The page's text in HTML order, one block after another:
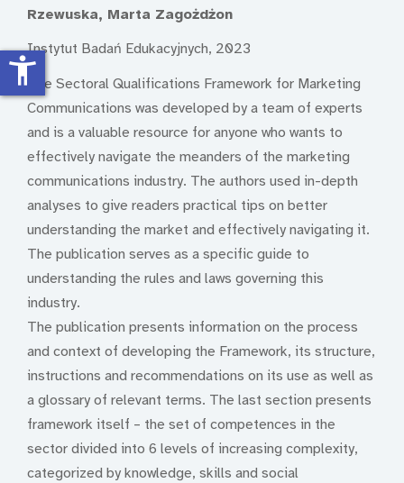
Rzewuska, Marta Zagożdżon
Instytut Badań Edukacyjnych, 2023
The Sectoral Qualifications Framework for Marketing
Communications was developed by a team of experts
and is a valuable resource for anyone who wants to
effectively navigate the meanders of the marketing
communications industry. The authors used in-depth
analyses to give readers practical tips on better
understanding the market and effectively navigating it.
The publication serves as a specific guide to
understanding the rules and laws governing this
industry.
The publication presents information on the process
and context of developing the Framework, its structure,
instructions and recommendations on its use as well as
a glossary of relevant terms. The last section presents
framework itself – the set of competences in the
sector divided into 6 levels of increasing complexity,
categorized by knowledge, skills and social
accessibility_new